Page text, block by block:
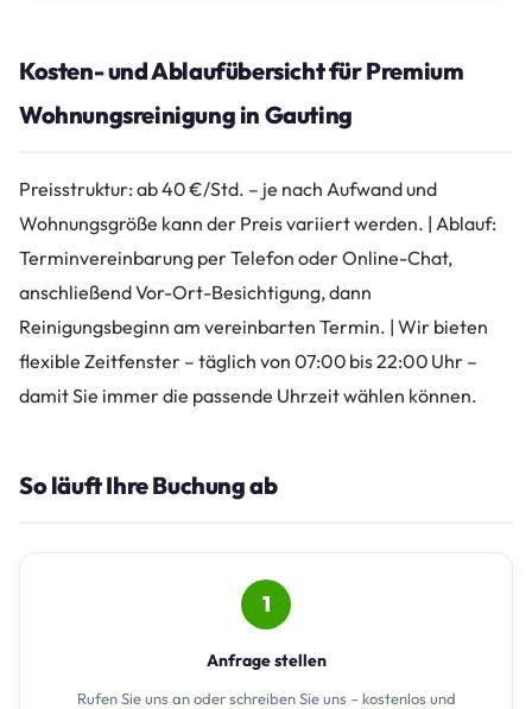
Kosten- und Ablaufübersicht für Premium
Wohnungsreinigung in Gauting
Preisstruktur: ab 40 €/Std. – je nach Aufwand und
Wohnungsgröße kann der Preis variiert werden. | Ablauf:
Terminvereinbarung per Telefon oder Online-Chat,
anschließend Vor-Ort-Besichtigung, dann
Reinigungsbeginn am vereinbarten Termin. | Wir bieten
flexible Zeitfenster – täglich von 07:00 bis 22:00 Uhr –
damit Sie immer die passende Uhrzeit wählen können.
So läuft Ihre Buchung ab
1
Anfrage stellen
Rufen Sie uns an oder schreiben Sie uns – kostenlos und